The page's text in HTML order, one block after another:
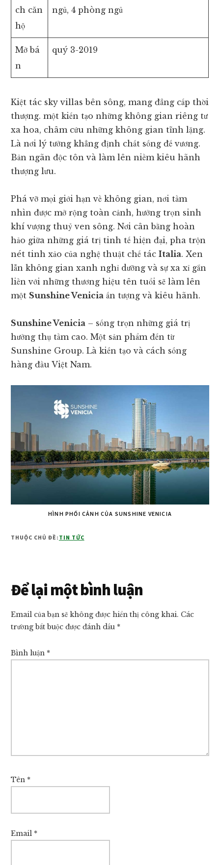
ch căn
hộ
ngủ, 4 phòng ngủ
Mở bá
n
quý 3-2019
Kiệt tác sky villas bên sông, mang đẳng cấp thời
thượng. một kiến tạo những không gian riêng tư
xa hoa, châm cứu những không gian tĩnh lặng.
Là nơi lý tưởng khẳng định chất sống đế vương.
Bản ngãn độc tôn và làm lên niềm kiêu hãnh
thượng lưu.
Phá vỡ mọi giới hạn về không gian, nơi tầm
nhìn được mở rộng toàn cảnh, hưởng trọn sinh
khí vượng thuỷ ven sông. Nơi cân bằng hoàn
hảo giữa những giá trị tinh tế hiện đại, pha trộn
nét tinh xảo của nghệ thuật chế tácItalia. Xen
lẫn không gian xanh nghỉ dưỡng và sự xa xỉ gắn
liền với những thương hiệu tên tuổi sẽ làm lên
một Sunshine Venicia ấn tượng và kiêu hãnh.
Sunshine Venicia – sống trọn những giá trị
hưởng thụ tầm cao. Một sản phẩm đến từ
Sunshine Group. Là kiến tạo và cách sống
hàng đầu Việt Nam.
HÌNH PHỐI CẢNH CỦA SUNSHINE VENICIA
THUỘC CHỦ ĐỀ: TIN TỨC
Reader
Interactions
Để lại một bình luận
Email của bạn sẽ không được hiển thị công khai. Các
trường bắt buộc được đánh dấu *
Bình luận *
Tên *
Email *